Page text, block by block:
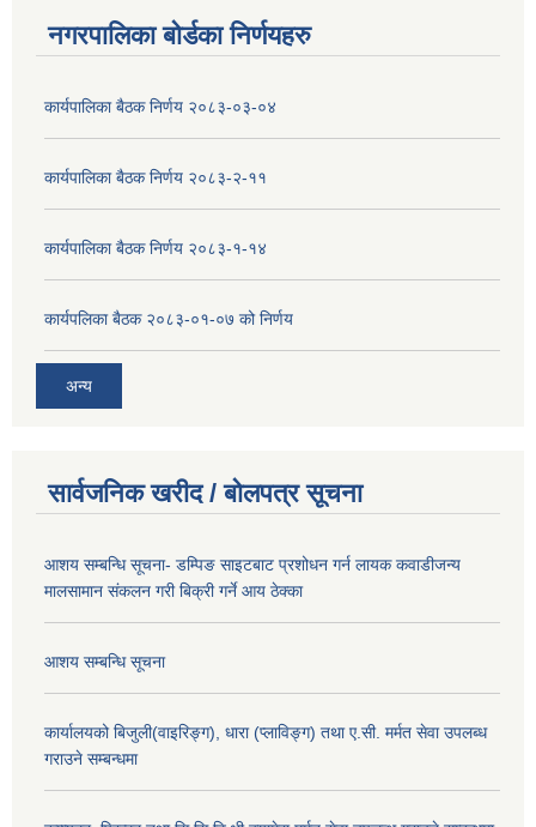
नगरपालिका बोर्डका निर्णयहरु
कार्यपालिका बैठक निर्णय २०८३-०३-०४
कार्यपालिका बैठक निर्णय २०८३-२-११
कार्यपालिका बैठक निर्णय २०८३-१-१४
कार्यपलिका बैठक २०८३-०१-०७ को निर्णय
अन्य
सार्वजनिक खरीद / बोलपत्र सूचना
आशय सम्बन्धि सूचना- डम्पिङ साइटबाट प्रशोधन गर्न लायक कवाडीजन्य
मालसामान संकलन गरी बिक्री गर्ने आय ठेक्का
आशय सम्बन्धि सूचना
कार्यालयको बिजुली(वाइरिङ्ग), धारा (प्लाविङ्ग) तथा ए.सी. मर्मत सेवा उपलब्ध
गराउने सम्बन्धमा